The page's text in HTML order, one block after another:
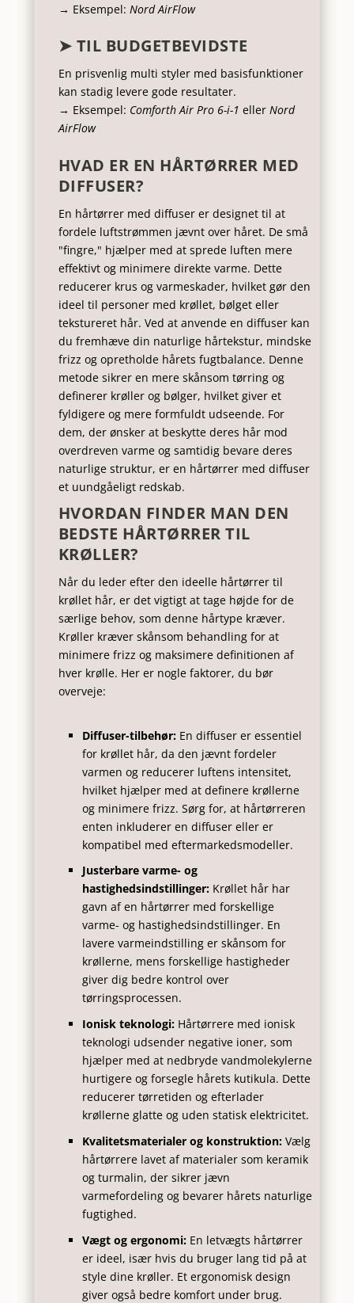
→ Eksempel: Nord AirFlow
➤ TIL BUDGETBEVIDSTE
En prisvenlig multi styler med basisfunktioner
kan stadig levere gode resultater.
→ Eksempel: Comforth Air Pro 6-i-1 eller Nord
AirFlow
HVAD ER EN HÅRTØRRER MED
DIFFUSER?
En hårtørrer med diffuser er designet til at
fordele luftstrømmen jævnt over håret. De små
"fingre," hjælper med at sprede luften mere
effektivt og minimere direkte varme. Dette
reducerer krus og varmeskader, hvilket gør den
ideel til personer med krøllet, bølget eller
tekstureret hår. Ved at anvende en diffuser kan
du fremhæve din naturlige hårtekstur, mindske
frizz og opretholde hårets fugtbalance. Denne
metode sikrer en mere skånsom tørring og
definerer krøller og bølger, hvilket giver et
fyldigere og mere formfuldt udseende. For
dem, der ønsker at beskytte deres hår mod
overdreven varme og samtidig bevare deres
naturlige struktur, er en hårtørrer med diffuser
et uundgåeligt redskab.
HVORDAN FINDER MAN DEN
BEDSTE HÅRTØRRER TIL
KRØLLER?
Når du leder efter den ideelle hårtørrer til
krøllet hår, er det vigtigt at tage højde for de
særlige behov, som denne hårtype kræver.
Krøller kræver skånsom behandling for at
minimere frizz og maksimere definitionen af
hver krølle. Her er nogle faktorer, du bør
overveje:
Diffuser-tilbehør:En diffuser er essentiel
for krøllet hår, da den jævnt fordeler
varmen og reducerer luftens intensitet,
hvilket hjælper med at definere krøllerne
og minimere frizz. Sørg for, at hårtørreren
enten inkluderer en diffuser eller er
kompatibel med eftermarkedsmodeller.
Justerbare varme- og
hastighedsindstillinger:Krøllet hår har
gavn af en hårtørrer med forskellige
varme- og hastighedsindstillinger. En
lavere varmeindstilling er skånsom for
krøllerne, mens forskellige hastigheder
giver dig bedre kontrol over
tørringsprocessen.
Ionisk teknologi:Hårtørrere med ionisk
teknologi udsender negative ioner, som
hjælper med at nedbryde vandmolekylerne
hurtigere og forsegle hårets kutikula. Dette
reducerer tørretiden og efterlader
krøllerne glatte og uden statisk elektricitet.
Kvalitetsmaterialer og konstruktion:Vælg
hårtørrere lavet af materialer som keramik
og turmalin, der sikrer jævn
varmefordeling og bevarer hårets naturlige
fugtighed.
Vægt og ergonomi:En letvægts hårtørrer
er ideel, især hvis du bruger lang tid på at
style dine krøller. Et ergonomisk design
giver også bedre komfort under brug.